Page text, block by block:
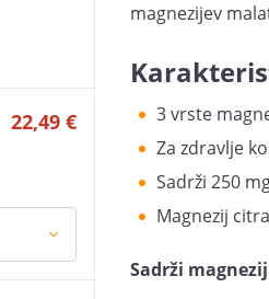
magnezijev
3 vrste
Za zdravlje
Sadrži 250
Magnezij
Sadrži
22,49 €